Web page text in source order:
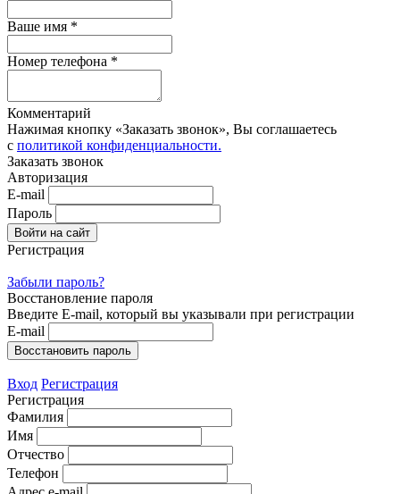
Ваше имя *
Номер телефона *
Комментарий
Нажимая кнопку «Заказать звонок», Вы соглашаетесь
с политикой конфиденциальности.
Заказать звонок
Авторизация
E-mail
Пароль
Регистрация
Забыли пароль?
Восстановление пароля
Введите E-mail, который вы указывали при регистрации
E-mail
Вход Регистрация
Регистрация
Фамилия
Имя
Отчество
Телефон